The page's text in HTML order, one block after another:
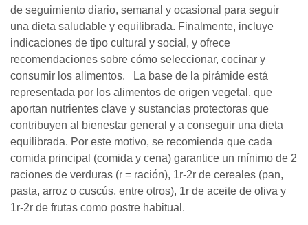
de seguimiento diario, semanal y ocasional para seguir
una dieta saludable y equilibrada. Finalmente, incluye
indicaciones de tipo cultural y social, y ofrece
recomendaciones sobre cómo seleccionar, cocinar y
consumir los alimentos. La base de la pirámide está
representada por los alimentos de origen vegetal, que
aportan nutrientes clave y sustancias protectoras que
contribuyen al bienestar general y a conseguir una dieta
equilibrada. Por este motivo, se recomienda que cada
comida principal (comida y cena) garantice un mínimo de 2
raciones de verduras (r = ración), 1r-2r de cereales (pan,
pasta, arroz o cuscús, entre otros), 1r de aceite de oliva y
1r-2r de frutas como postre habitual.